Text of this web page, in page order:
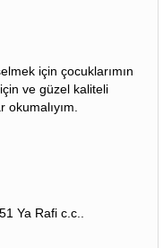
için çocuklarımın
için ve güzel kaliteli
Ya Rafi c.c..